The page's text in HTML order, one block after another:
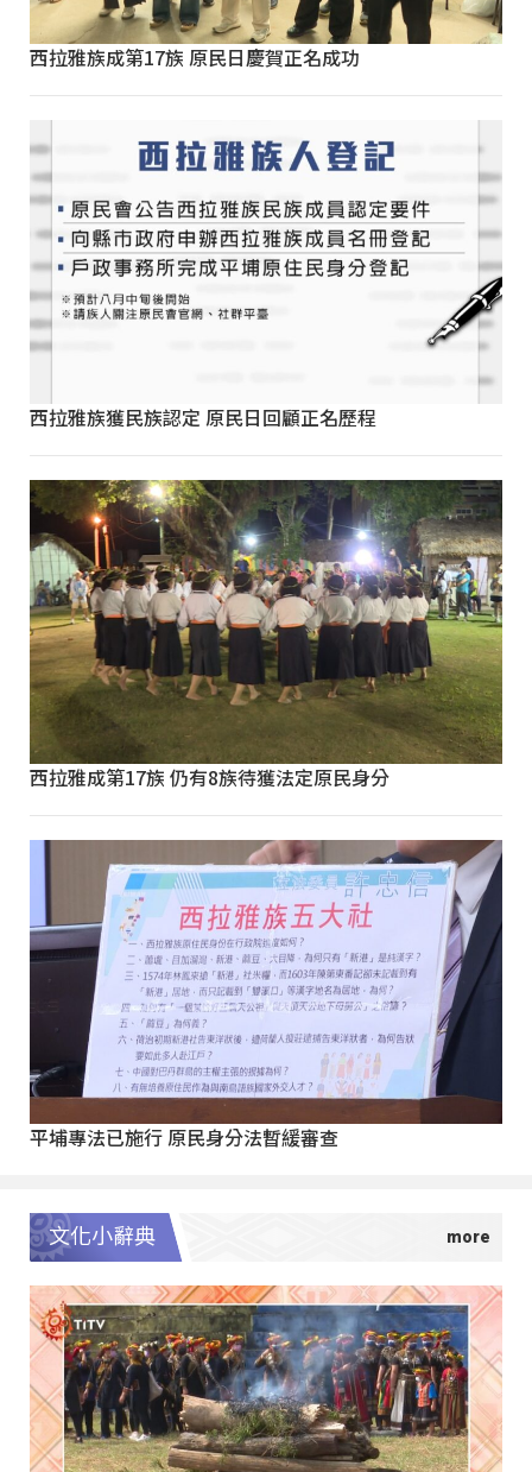
西拉雅族成第17族 原民日慶賀正名成功
西拉雅族獲民族認定 原民日回顧正名歷程
西拉雅成第17族 仍有8族待獲法定原民身分
平埔專法已施行 原民身分法暫緩審查
文化小辭典